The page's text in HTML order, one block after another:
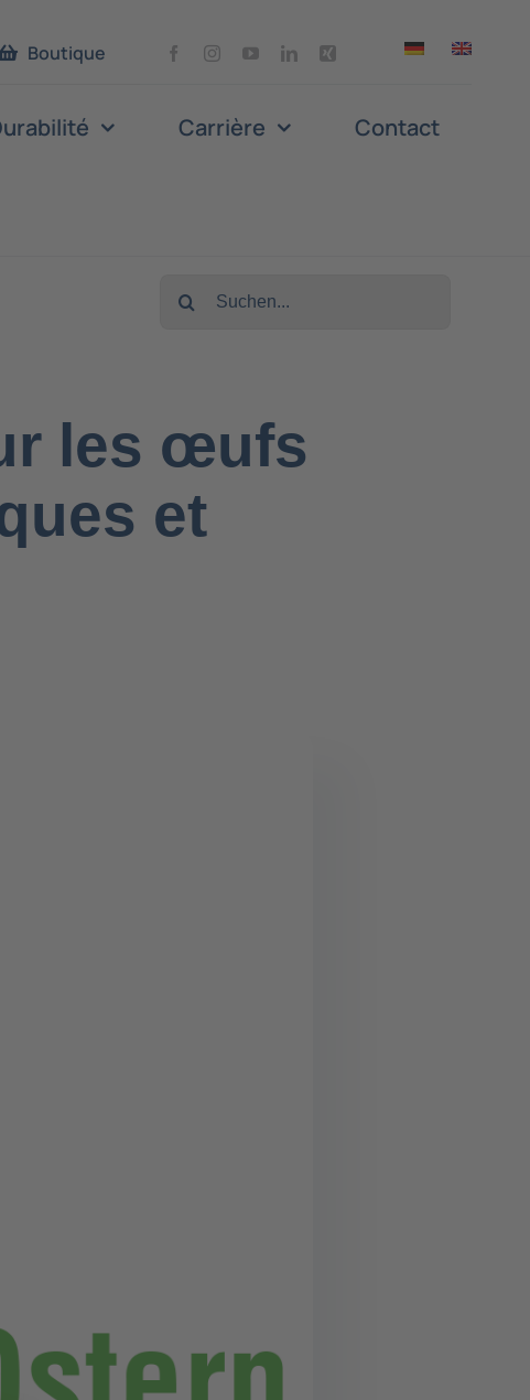
Boutique
Carrière Contact
Search
les œufs
et